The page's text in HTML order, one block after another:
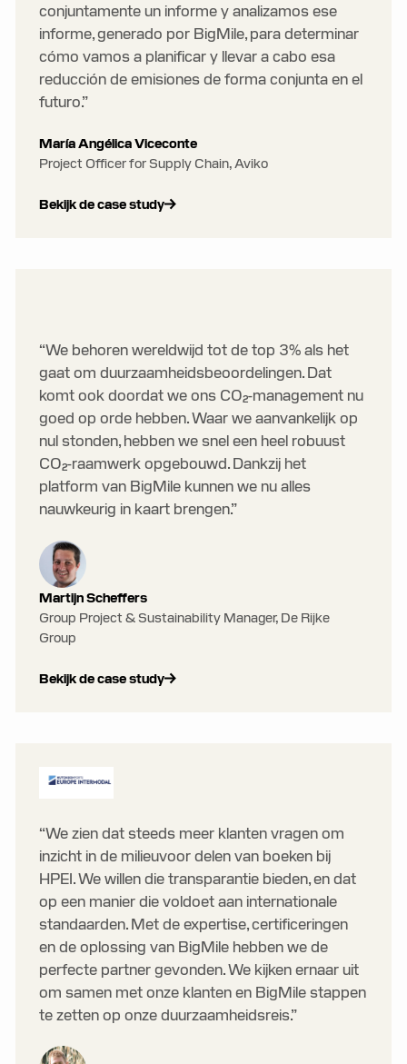
conjuntamente un informe y analizamos ese
informe, generado por BigMile, para determinar
cómo vamos a planificar y llevar a cabo esa
reducción de emisiones de forma conjunta en el
futuro.”
María Angélica Viceconte
Project Officer for Supply Chain, Aviko
Bekijk de case study
“We behoren wereldwijd tot de top 3% als het
gaat om duurzaamheidsbeoordelingen. Dat
komt ook doordat we ons CO₂-management nu
goed op orde hebben. Waar we aanvankelijk op
nul stonden, hebben we snel een heel robuust
CO₂-raamwerk opgebouwd. Dankzij het
platform van BigMile kunnen we nu alles
nauwkeurig in kaart brengen.”
Martijn Scheffers
Group Project & Sustainability Manager, De Rijke
Group
Bekijk de case study
“We zien dat steeds meer klanten vragen om
inzicht in de milieuvoor delen van boeken bij
HPEI. We willen die transparantie bieden, en dat
op een manier die voldoet aan internationale
standaarden. Met de expertise, certificeringen
en de oplossing van BigMile hebben we de
perfecte partner gevonden. We kijken ernaar uit
om samen met onze klanten en BigMile stappen
te zetten op onze duurzaamheidsreis.”